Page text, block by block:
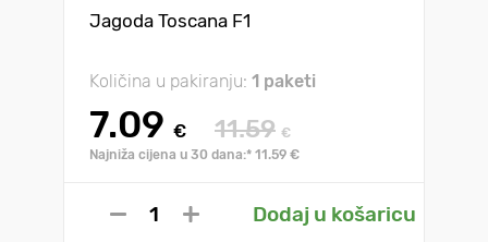
Jagoda Toscana F1
Količina u pakiranju: 1 paketi
7.09 € 11.59 €
Najniža cijena u 30 dana:* 11.59 €
Dodaj u košaricu